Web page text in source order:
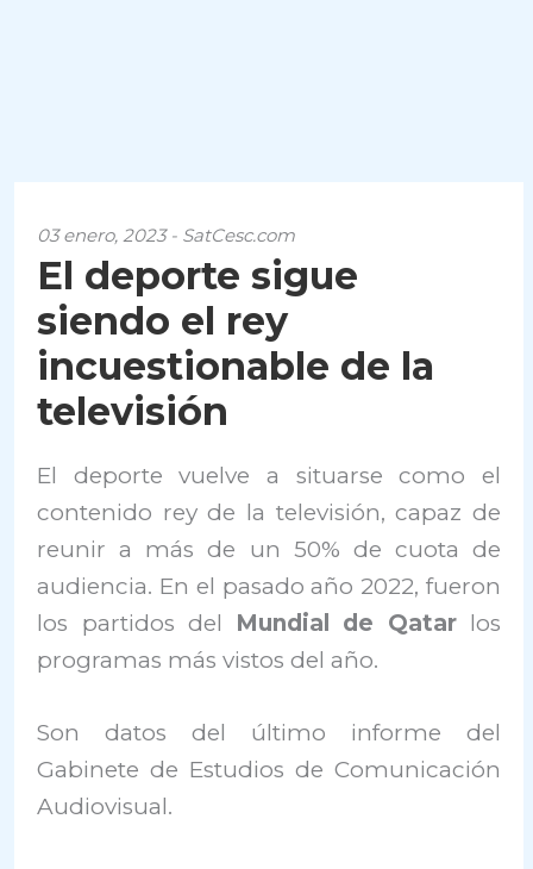
03 enero, 2023 - SatCesc.com
El deporte sigue
siendo el rey
incuestionable de la
televisión
El deporte vuelve a situarse como el
contenido rey de la televisión, capaz de
reunir a más de un 50% de cuota de
audiencia. En el pasado año 2022, fueron
los partidos del Mundial de Qatarlos
programas más vistos del año.
Son datos del último informe del
Gabinete de Estudios de Comunicación
Audiovisual.